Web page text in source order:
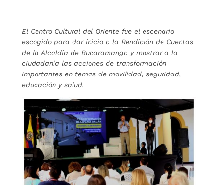
El Centro Cultural del Oriente fue el escenario
escogido para dar inicio a la Rendición de Cuentas
de la Alcaldía de Bucaramanga y mostrar a la
ciudadanía las acciones de transformación
importantes en temas de movilidad, seguridad,
educación y salud.